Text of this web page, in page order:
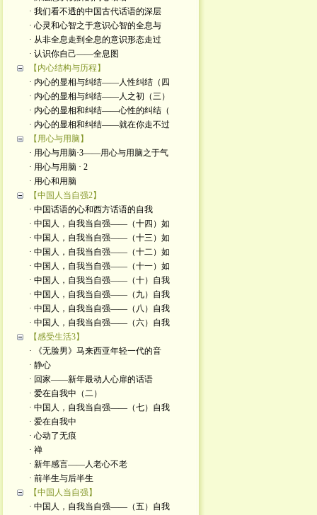
· 我们看不透的中国古代话语的深层
· 心灵和心智之于意识心智的全息与
· 从非全息走到全息的意识形态走过
· 认识你自己——全息图
【内心结构与历程】
· 内心的显相与纠结——人性纠结（四
· 内心的显相与纠结——人之初（三）
· 内心的显相和纠结——心性的纠结（
· 内心的显相和纠结——就在你走不过
【用心与用脑】
· 用心与用脑·3——用心与用脑之于气
· 用心与用脑 · 2
· 用心和用脑
【中国人当自强2】
· 中国话语的心和西方话语的自我
· 中国人，自我当自强——（十四）如
· 中国人，自我当自强——（十三）如
· 中国人，自我当自强——（十二）如
· 中国人，自我当自强——（十一）如
· 中国人，自我当自强——（十）自我
· 中国人，自我当自强——（九）自我
· 中国人，自我当自强——（八）自我
· 中国人，自我当自强——（六）自我
【感受生活3】
· 《无脸男》马来西亚年轻一代的音
· 静心
· 回家——新年最动人心扉的话语
· 爱在自我中（二）
· 中国人，自我当自强——（七）自我
· 爱在自我中
· 心动了无痕
· 禅
· 新年感言——人老心不老
· 前半生与后半生
【中国人当自强】
· 中国人，自我当自强——（五）自我